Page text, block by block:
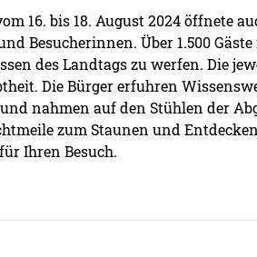
16. bis 18. August 2024 öffnete
Besucherinnen. Über 1.500
des Landtags zu werfen. Die
Die Bürger erfuhren
nahmen auf den Stühlen der
zum Staunen und
Ihren Besuch.